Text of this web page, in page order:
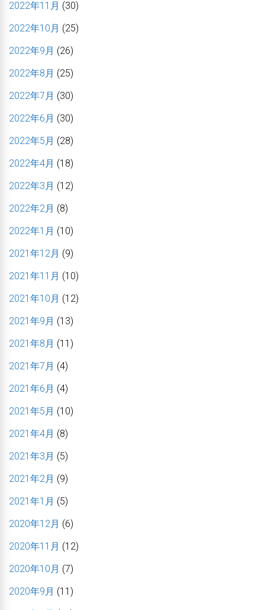
2022年11月 (30)
2022年10月 (25)
2022年9月 (26)
2022年8月 (25)
2022年7月 (30)
2022年6月 (30)
2022年5月 (28)
2022年4月 (18)
2022年3月 (12)
2022年2月 (8)
2022年1月 (10)
2021年12月 (9)
2021年11月 (10)
2021年10月 (12)
2021年9月 (13)
2021年8月 (11)
2021年7月 (4)
2021年6月 (4)
2021年5月 (10)
2021年4月 (8)
2021年3月 (5)
2021年2月 (9)
2021年1月 (5)
2020年12月 (6)
2020年11月 (12)
2020年10月 (7)
2020年9月 (11)